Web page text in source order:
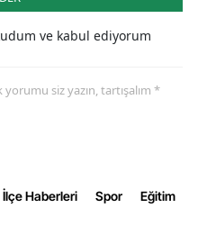
ve kabul ediyorum
siz yazın, tartışalım *
İlçe Haberleri Spor Eğitim